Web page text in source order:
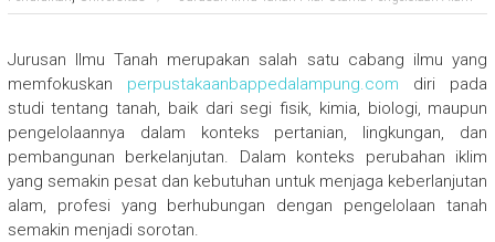
Jurusan Ilmu Tanah merupakan salah satu cabang ilmu yang
memfokuskan perpustakaanbappedalampung.com diri pada
studi tentang tanah, baik dari segi fisik, kimia, biologi, maupun
pengelolaannya dalam konteks pertanian, lingkungan, dan
pembangunan berkelanjutan. Dalam konteks perubahan iklim
yang semakin pesat dan kebutuhan untuk menjaga keberlanjutan
alam, profesi yang berhubungan dengan pengelolaan tanah
semakin menjadi sorotan.